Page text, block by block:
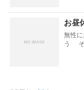
お昼
無性
う そ